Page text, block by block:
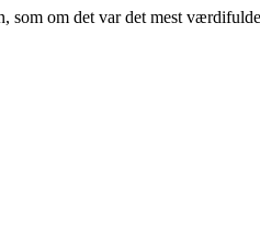
som om det var det mest